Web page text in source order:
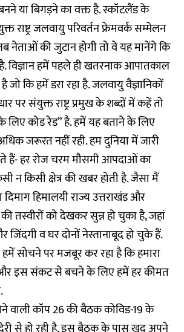
या बिगड़ने का वक्त है. स्कॉटलैंड के
राष्ट्र जलवायु परिवर्तन फ्रेमवर्क सम्मेलन
नेताओं की जुटान होगी तो वे यह मानेंगे कि
हमें पहले ही खतरनाक आपातकाल
जो कि हमें डरा रहा है. जलवायु वैज्ञानिकों
पर संयुक्त राष्ट्र प्रमुख के शब्दों में कहें तो
लिए कोड रेड” है. हमें यह बताने के लिए
जरूरत नहीं रही. हम दुनिया में जारी
हैं- हर रोज चरम मौसमी आपदाओं का
न किसी क्षेत्र की खबर होती है. जैसा मैं
हिमालयी राज्य उत्तराखंड और
तस्वीरों को देखकर सुन्न हो चुका है, जहां
व घर दोनों नेस्तानाबूद हो चुके हैं.
सोचने पर मजबूर कर रहा है कि हमारा
और इस संकट से बचने के लिए हमें हर कीमत
वाली कॉप 26 की बैठक कोविड-19 के